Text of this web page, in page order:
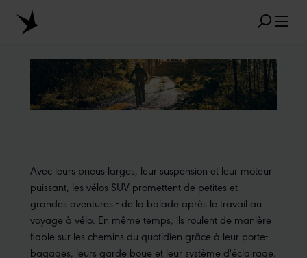
Skip to main content
CLIK VALVE
RECYCLING
AU SUJET DES DIMENSIONS
AEROTHAN
ALBERT
Avec leurs pneus larges, leur suspension et leur moteur
puissant, les vélos SUV promettent de petites et
grandes aventures - de la balade après le travail au
voyage à vélo. En même temps, ils roulent de manière
fiable sur les chemins du quotidien grâce à leur porte-
bagages, leurs garde-boue et leur système d'éclairage.